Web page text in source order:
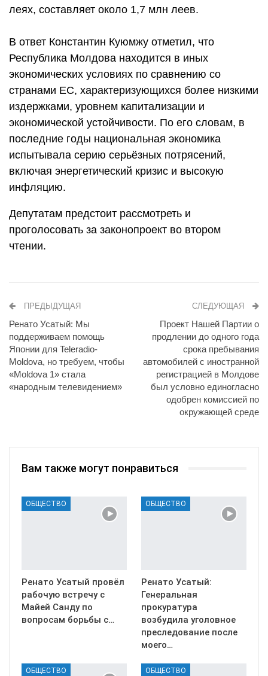
леях, составляет около 1,7 млн леев.
В ответ Константин Куюмжу отметил, что
Республика Молдова находится в иных
экономических условиях по сравнению со
странами ЕС, характеризующихся более низкими
издержками, уровнем капитализации и
экономической устойчивости. По его словам, в
последние годы национальная экономика
испытывала серию серьёзных потрясений,
включая энергетический кризис и высокую
инфляцию.
Депутатам предстоит рассмотреть и
проголосовать за законопроект во втором
чтении.
ПРЕДЫДУЩАЯ
Ренато Усатый: Мы
поддерживаем помощь
Японии для Teleradio-
Moldova, но требуем, чтобы
«Moldova 1» стала
«народным телевидением»
СЛЕДУЮЩАЯ
Проект Нашей Партии о
продлении до одного года
срока пребывания
автомобилей с иностранной
регистрацией в Молдове
был условно единогласно
одобрен комиссией по
окружающей среде
Вам также могут понравиться
ОБЩЕСТВО
Ренато Усатый провёл
рабочую встречу с
Майей Санду по
вопросам борьбы с…
ОБЩЕСТВО
Ренато Усатый:
Генеральная
прокуратура
возбудила уголовное
преследование после
моего…
ОБЩЕСТВО ОБЩЕСТВО